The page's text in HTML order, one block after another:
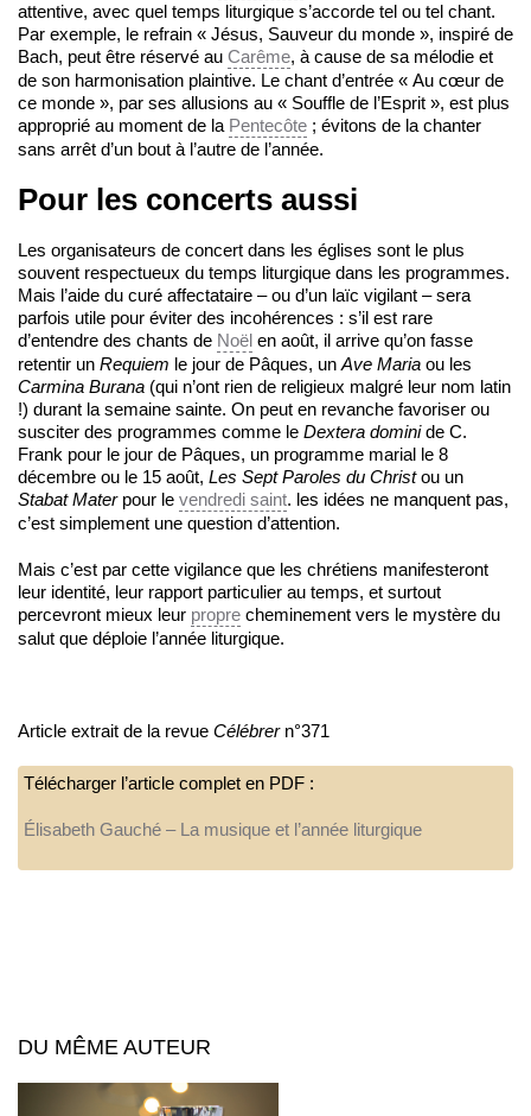
attentive, avec quel temps liturgique s’accorde tel ou tel chant.
Par exemple, le refrain « Jésus, Sauveur du monde », inspiré de
Bach, peut être réservé au Carême, à cause de sa mélodie et
de son harmonisation plaintive. Le chant d’entrée « Au cœur de
ce monde », par ses allusions au « Souffle de l’Esprit », est plus
approprié au moment de la Pentecôte ; évitons de la chanter
sans arrêt d’un bout à l’autre de l’année.
Pour les concerts aussi
Les organisateurs de concert dans les églises sont le plus
souvent respectueux du temps liturgique dans les programmes.
Mais l’aide du curé affectataire – ou d’un laïc vigilant – sera
parfois utile pour éviter des incohérences : s’il est rare
d’entendre des chants de Noël en août, il arrive qu’on fasse
retentir un Requiem le jour de Pâques, un Ave Maria ou les
Carmina Burana (qui n’ont rien de religieux malgré leur nom latin
!) durant la semaine sainte. On peut en revanche favoriser ou
susciter des programmes comme le Dextera dominide C.
Frank pour le jour de Pâques, un programme marial le 8
décembre ou le 15 août, Les Sept Paroles du Christou un
Stabat Materpour le vendredi saint. les idées ne manquent pas,
c’est simplement une question d’attention.
Mais c’est par cette vigilance que les chrétiens manifesteront
leur identité, leur rapport particulier au temps, et surtout
percevront mieux leur propre cheminement vers le mystère du
salut que déploie l’année liturgique.
Article extrait de la revue Célébrer n°371
Télécharger l’article complet en PDF :
Élisabeth Gauché – La musique et l’année liturgique
DU MÊME AUTEUR